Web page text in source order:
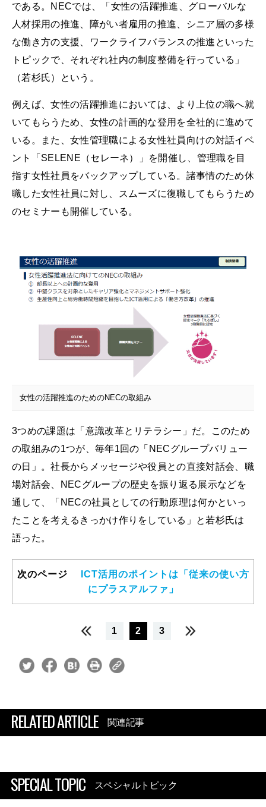
である。NECでは、「女性の活躍推進、グローバルな
人材採用の推進、障がい者雇用の推進、シニア層の多様
な働き方の支援、ワークライフバランスの推進といった
トピックで、それぞれ社内の制度整備を行っている」
（若杉氏）という。
例えば、女性の活躍推進においては、より上位の職へ就
いてもらうため、女性の計画的な登用を全社的に進めて
いる。また、女性管理職による女性社員向けの対話イベ
ント「SELENE（セレーネ）」を開催し、管理職を目
指す女性社員をバックアップしている。諸事情のため休
職した女性社員に対し、スムーズに復職してもらうため
のセミナーも開催している。
女性の活躍推進のためのNECの取組み
3つめの課題は「意識改革とリテラシー」だ。このため
の取組みの1つが、毎年1回の「NECグループバリュー
の日」。社長からメッセージや役員との直接対話会、職
場対話会、NECグループの歴史を振り返る展示などを
通して、「NECの社員としての行動原理は何かといっ
たことを考えるきっかけ作りをしている」と若杉氏は
語った。
次のページ
ICT活用のポイントは「従来の使い方
にプラスアルファ」
1 2 3
RELATED ARTICLE 関連記事
SPECIAL TOPIC スペシャルトピック